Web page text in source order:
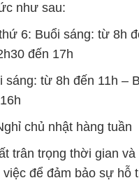
như sau:
6: Buổi sáng: từ 8h
đến 17h
sáng: từ 8h đến 11h –
chủ nhật hàng tuần
trân trọng thời gian và
để đảm bảo sự hỗ